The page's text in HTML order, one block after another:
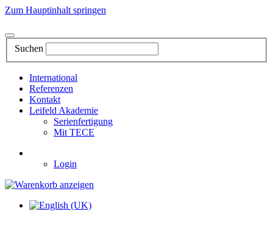
Zum Hauptinhalt springen
Suchen
International
Referenzen
Kontakt
Leifeld Akademie
Serienfertigung
Mit TECE
Login